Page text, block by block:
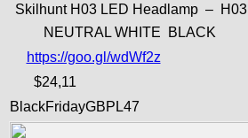
Skilhunt H03 LED Headlamp – H03
NEUTRAL WHITE BLACK
https://goo.gl/wdWf2z
$24,11
BlackFridayGBPL47